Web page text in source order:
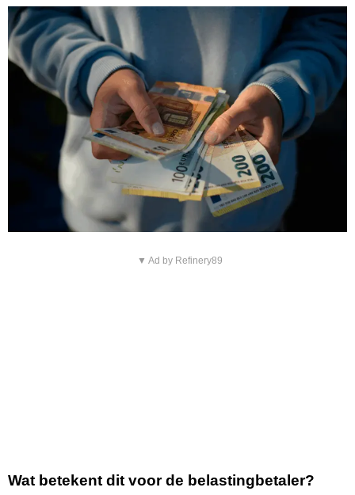
▼ Ad by Refinery89
Wat betekent dit voor de belastingbetaler?